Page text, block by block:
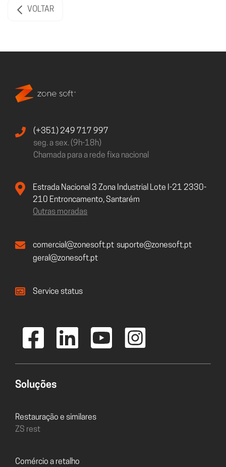
VOLTAR
(+351) 249 717 997
seg. a sex. (9h-18h)
Chamada para a rede fixa nacional
Estrada Nacional 3 Zona Industrial Lote I-21 2330-
210 Entroncamento, Santarém
Outras moradas
comercial@zonesoft.pt suporte@zonesoft.pt
geral@zonesoft.pt
Service status
Soluções
Restauração e similares
ZS rest
Comércio a retalho